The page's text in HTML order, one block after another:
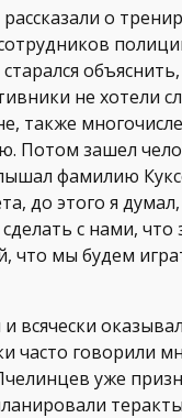
о
не хотели
также
Потом зашел
фамилию
до этого я
с нами, что
что мы будем
всячески
часто говорили
уже